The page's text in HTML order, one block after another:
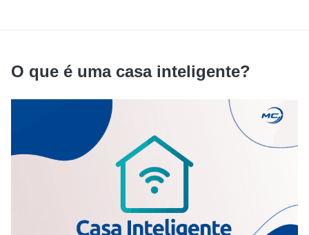
O que é uma casa inteligente?